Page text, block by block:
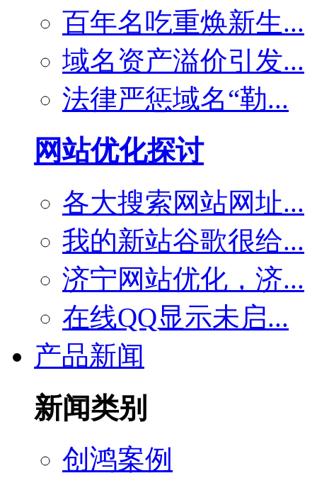
百年名吃重焕新生...
域名资产溢价引发...
法律严惩域名“勒...
网站优化探讨
各大搜索网站网址...
我的新站谷歌很给...
济宁网站优化，济...
在线QQ显示未启...
产品新闻
新闻类别
创鸿案例